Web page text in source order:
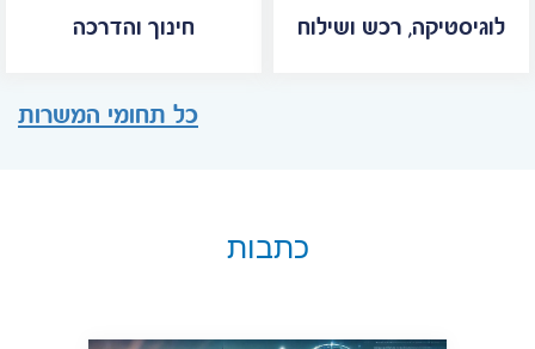
חינוך והדרכה לוגיסטיקה, רכש ושילוח
כל תחומי המשרות
כתבות